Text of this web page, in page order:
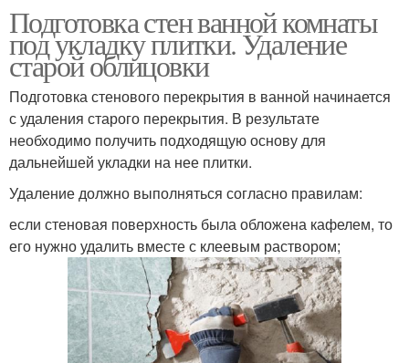
Подготовка стен ванной комнаты
под укладку плитки. Удаление
старой облицовки
Подготовка стенового перекрытия в ванной начинается
с удаления старого перекрытия. В результате
необходимо получить подходящую основу для
дальнейшей укладки на нее плитки.
Удаление должно выполняться согласно правилам:
если стеновая поверхность была обложена кафелем, то
его нужно удалить вместе с клеевым раствором;